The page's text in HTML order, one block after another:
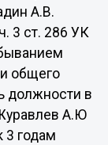
А.В.
3 ст. 286 УК
общего
должности в
А.Ю
3 годам